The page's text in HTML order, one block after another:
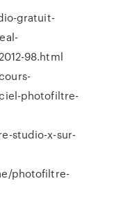
gratuit-
98.html
photofiltre-
studio-x-sur-
photofiltre-